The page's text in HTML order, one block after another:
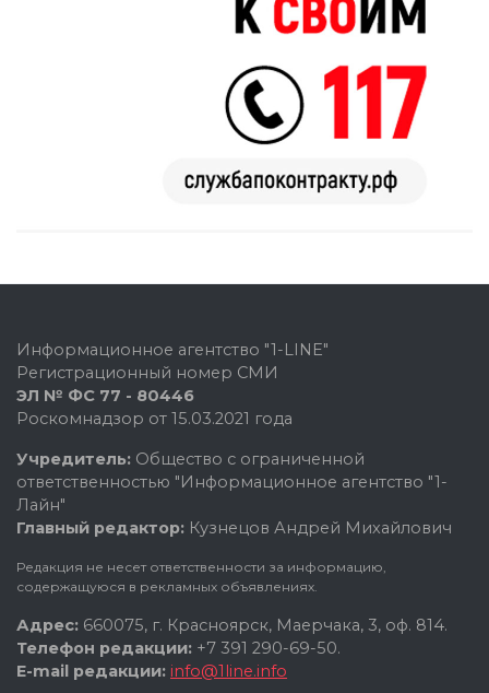
Информационное агентство "1-LINE"
Регистрационный номер СМИ
ЭЛ № ФС 77 - 80446
Роскомнадзор от 15.03.2021 года
Учредитель: Общество с ограниченной
ответственностью "Информационное агентство "1-
Лайн"
Главный редактор: Кузнецов Андрей Михайлович
Редакция не несет ответственности за информацию,
содержащуюся в рекламных объявлениях.
Адрес: 660075, г. Красноярск, Маерчака, 3, оф. 814.
Телефон редакции: +7 391 290-69-50.
E-mail редакции: info@1line.info